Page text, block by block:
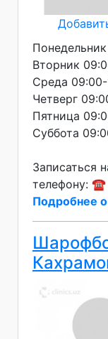
Вторник
Среда 09:00-
Четверг
Пятница
Суббота
Записаться
телефону: ☎️
Подробнее